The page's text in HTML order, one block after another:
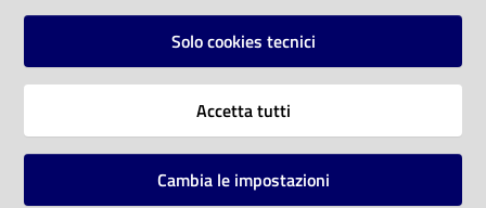
Vai alla pagina
Solo cookies tecnici
Accetta tutti
Cambia le impostazioni